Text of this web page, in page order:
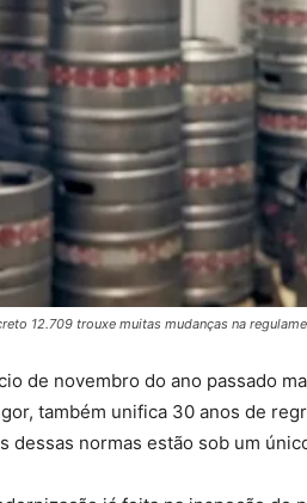
12.709 trouxe muitas mudanças na
de novembro do ano passado
também unifica 30 anos de
dessas normas estão sob um